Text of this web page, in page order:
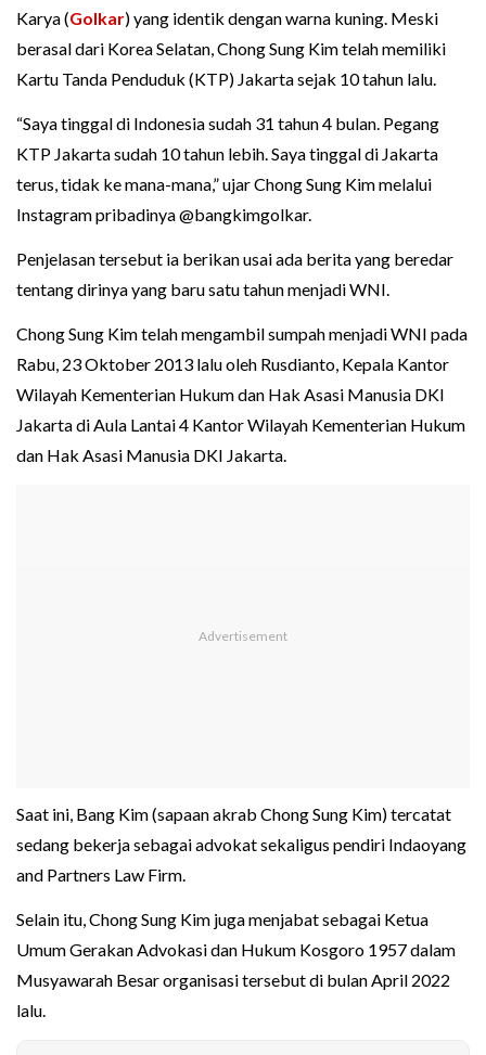
Karya (Golkar) yang identik dengan warna kuning. Meski
berasal dari Korea Selatan, Chong Sung Kim telah memiliki
Kartu Tanda Penduduk (KTP) Jakarta sejak 10 tahun lalu.
“Saya tinggal di Indonesia sudah 31 tahun 4 bulan. Pegang
KTP Jakarta sudah 10 tahun lebih. Saya tinggal di Jakarta
terus, tidak ke mana-mana,” ujar Chong Sung Kim melalui
Instagram pribadinya @bangkimgolkar.
Penjelasan tersebut ia berikan usai ada berita yang beredar
tentang dirinya yang baru satu tahun menjadi WNI.
Chong Sung Kim telah mengambil sumpah menjadi WNI pada
Rabu, 23 Oktober 2013 lalu oleh Rusdianto, Kepala Kantor
Wilayah Kementerian Hukum dan Hak Asasi Manusia DKI
Jakarta di Aula Lantai 4 Kantor Wilayah Kementerian Hukum
dan Hak Asasi Manusia DKI Jakarta.
Saat ini, Bang Kim (sapaan akrab Chong Sung Kim) tercatat
sedang bekerja sebagai advokat sekaligus pendiri Indaoyang
and Partners Law Firm.
Selain itu, Chong Sung Kim juga menjabat sebagai Ketua
Umum Gerakan Advokasi dan Hukum Kosgoro 1957 dalam
Musyawarah Besar organisasi tersebut di bulan April 2022
lalu.